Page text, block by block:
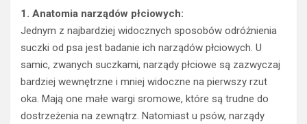
1. Anatomia narządów płciowych:
Jednym z najbardziej widocznych sposobów odróżnienia
suczki od psa jest badanie ich narządów płciowych. U
samic, zwanych suczkami, narządy płciowe są zazwyczaj
bardziej wewnętrzne i mniej widoczne na pierwszy rzut
oka. Mają one małe wargi sromowe, które są trudne do
dostrzeżenia na zewnątrz. Natomiast u psów, narządy